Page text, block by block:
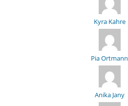
Kyra Kahre
Pia Ortmann
Anika Jany